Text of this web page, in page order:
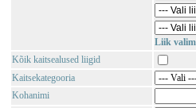
Liik
Kõik kaitsealused liigid
Kaitsekategooria
Kohanimi